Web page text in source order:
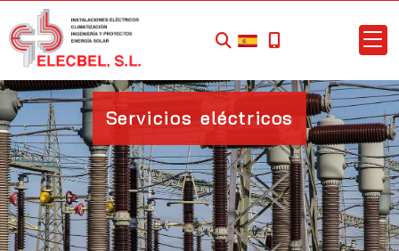
Servicios eléctricos